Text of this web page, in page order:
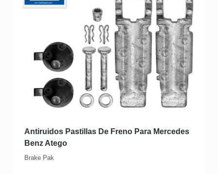
Antiruidos Pastillas De Freno Para Mercedes
Benz Atego
Brake Pak